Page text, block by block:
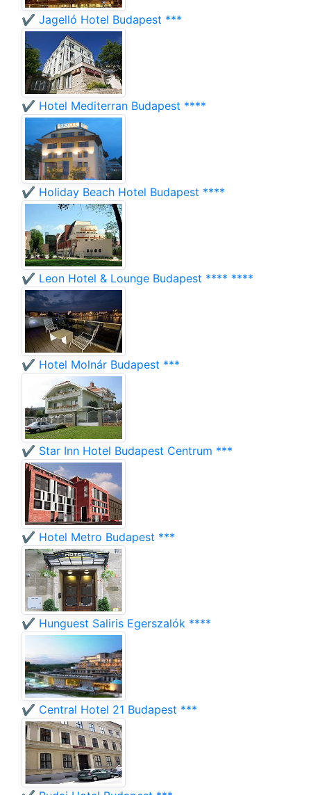
✔️ Jagelló Hotel Budapest ***
✔️ Hotel Mediterran Budapest ****
✔️ Holiday Beach Hotel Budapest ****
✔️ Leon Hotel & Lounge Budapest **** ****
✔️ Hotel Molnár Budapest ***
✔️ Star Inn Hotel Budapest Centrum ***
✔️ Hotel Metro Budapest ***
✔️ Hunguest Saliris Egerszalók ****
✔️ Central Hotel 21 Budapest ***